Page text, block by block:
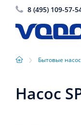
8 (495) 109-57-
› Бытовые
Насос